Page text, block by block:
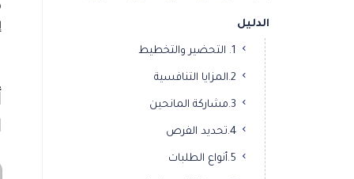
الدليل
1. التحضير والتخطيط
2.المزايا التنافسية
3.مشاركة المانحين
4.تحديد الفرص
5.أنواع الطلبات